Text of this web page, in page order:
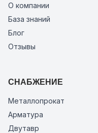
О компании
База знаний
Блог
Отзывы
СНАБЖЕНИЕ
Металлопрокат
Арматура
Двутавр